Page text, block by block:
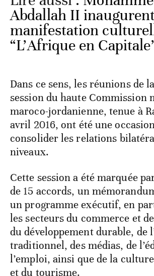
Abdallah II
manifestation
“L’Afrique en
Dans ce sens, les réunions de
session du haute Commission
maroco-jordanienne, tenue à
avril 2016, ont été une
consolider les relations
niveaux.
Cette session a été marquée
de 15 accords, un
un programme exécutif, en
les secteurs du commerce et
du développement durable, de
traditionnel, des médias, de
l’emploi, ainsi que de la
et du tourisme.